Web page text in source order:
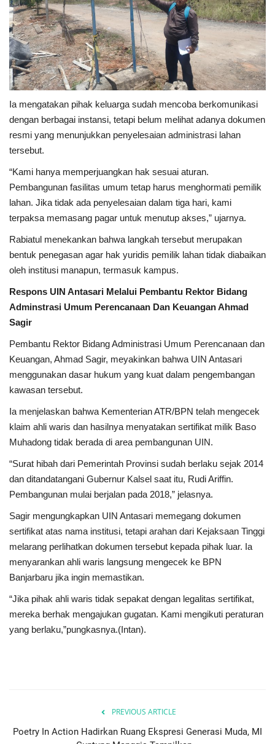
Ia mengatakan pihak keluarga sudah mencoba berkomunikasi
dengan berbagai instansi, tetapi belum melihat adanya dokumen
resmi yang menunjukkan penyelesaian administrasi lahan
tersebut.
“Kami hanya memperjuangkan hak sesuai aturan.
Pembangunan fasilitas umum tetap harus menghormati pemilik
lahan. Jika tidak ada penyelesaian dalam tiga hari, kami
terpaksa memasang pagar untuk menutup akses,” ujarnya.
Rabiatul menekankan bahwa langkah tersebut merupakan
bentuk penegasan agar hak yuridis pemilik lahan tidak diabaikan
oleh institusi manapun, termasuk kampus.
Respons UIN Antasari Melalui Pembantu Rektor Bidang
Adminstrasi Umum Perencanaan Dan Keuangan Ahmad
Sagir
Pembantu Rektor Bidang Administrasi Umum Perencanaan dan
Keuangan, Ahmad Sagir, meyakinkan bahwa UIN Antasari
menggunakan dasar hukum yang kuat dalam pengembangan
kawasan tersebut.
Ia menjelaskan bahwa Kementerian ATR/BPN telah mengecek
klaim ahli waris dan hasilnya menyatakan sertifikat milik Baso
Muhadong tidak berada di area pembangunan UIN.
“Surat hibah dari Pemerintah Provinsi sudah berlaku sejak 2014
dan ditandatangani Gubernur Kalsel saat itu, Rudi Ariffin.
Pembangunan mulai berjalan pada 2018,” jelasnya.
Sagir mengungkapkan UIN Antasari memegang dokumen
sertifikat atas nama institusi, tetapi arahan dari Kejaksaan Tinggi
melarang perlihatkan dokumen tersebut kepada pihak luar. Ia
menyarankan ahli waris langsung mengecek ke BPN
Banjarbaru jika ingin memastikan.
“Jika pihak ahli waris tidak sepakat dengan legalitas sertifikat,
mereka berhak mengajukan gugatan. Kami mengikuti peraturan
yang berlaku,”pungkasnya.(Intan).
PREVIOUS ARTICLE
Poetry In Action Hadirkan Ruang Ekspresi Generasi Muda, MI